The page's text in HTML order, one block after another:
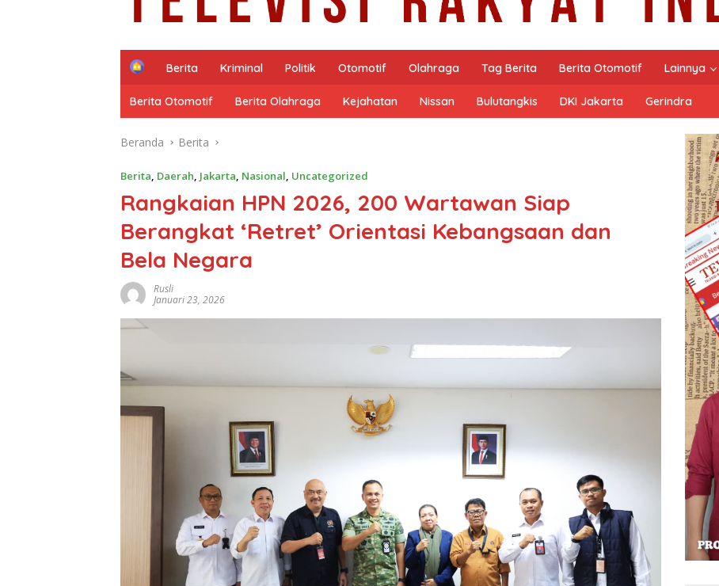
H
m
e
Berita Kriminal Politik Otomotif Olahraga Tag Berita Berita Otomotif Lainnya
Berita Otomotif Berita Olahraga Kejahatan Nissan Bulutangkis DKI Jakarta Gerindra
Beranda Berita
Berita, Daerah, Jakarta, Nasional, Uncategorized
Rangkaian HPN 2026, 200 Wartawan Siap
Berangkat ‘Retret’ Orientasi Kebangsaan dan
Bela Negara
Rusli
Januari 23, 2026